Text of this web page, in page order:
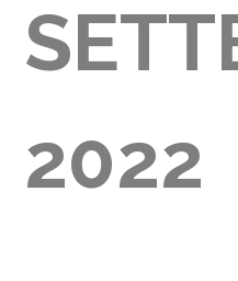
2022